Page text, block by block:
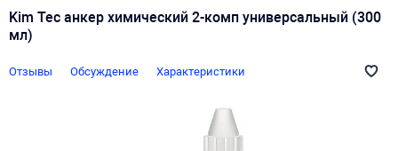
Kim Tec анкер химический 2-комп универсальный (300
мл)
Отзывы Обсуждение Характеристики